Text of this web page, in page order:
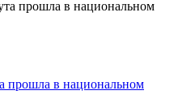
прошла в национальном